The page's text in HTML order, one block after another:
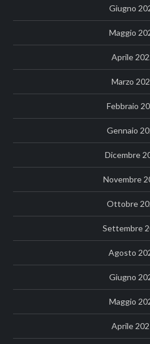
Giugno
Maggio
Aprile
Marzo
Febbraio
Gennaio
Dicembre
Novembre
Ottobre
Settembre
Agosto
Giugno
Maggio
Aprile